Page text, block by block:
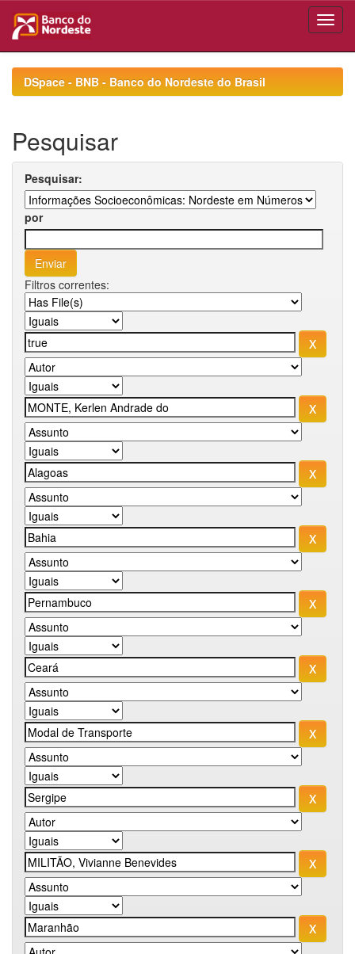
navigationDSpace - BNB - Banco do Nordeste do Brasil
Pesquisar
Pesquisar:
por
Filtros correntes: